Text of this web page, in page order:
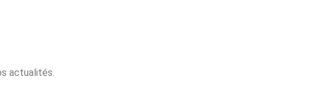
actualités.